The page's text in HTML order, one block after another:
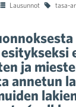
Lausunnot tasa-
ja
annetun